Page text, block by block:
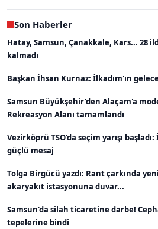
Son Haberler
Hatay, Samsun, Çanakkale, Kars... 28
kalmadı
Başkan İhsan Kurnaz: İlkadım'ın
Samsun Büyükşehir'den Alaçam'a
Rekreasyon Alanı tamamlandı
Vezirköprü TSO'da seçim yarışı
güçlü mesaj
Tolga Birgücü yazdı: Rant çarkında
akaryakıt istasyonuna duvar...
Samsun'da silah ticaretine darbe!
tepelerine bindi